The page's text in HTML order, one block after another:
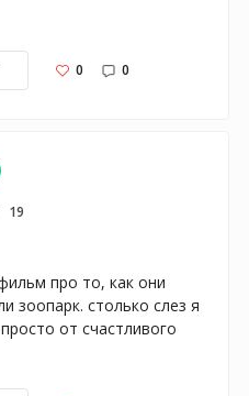
0 0
19
про то, как они
зоопарк. столько слез я
от счастливого